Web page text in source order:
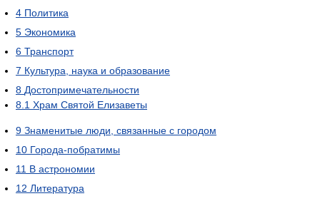
4 Политика
5 Экономика
6 Транспорт
7 Культура, наука и образование
8 Достопримечательности
8.1 Храм Святой Елизаветы
9 Знаменитые люди, связанные с городом
10 Города-побратимы
11 В астрономии
12 Литература